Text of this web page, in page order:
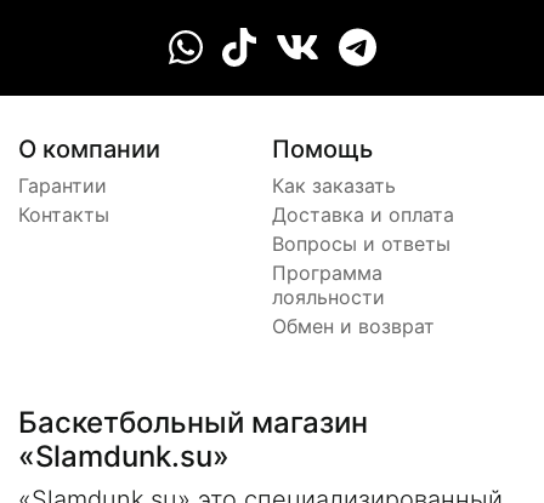
О компании
Гарантии
Контакты
Помощь
Как заказать
Доставка и оплата
Вопросы и ответы
Программа
лояльности
Обмен и возврат
Баскетбольный магазин
«Slamdunk.su»